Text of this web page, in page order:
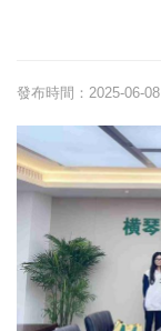
發布時間：2025-06-